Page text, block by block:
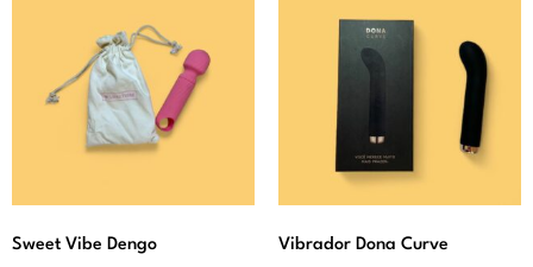
Sweet Vibe Dengo Vibrador Dona Curve